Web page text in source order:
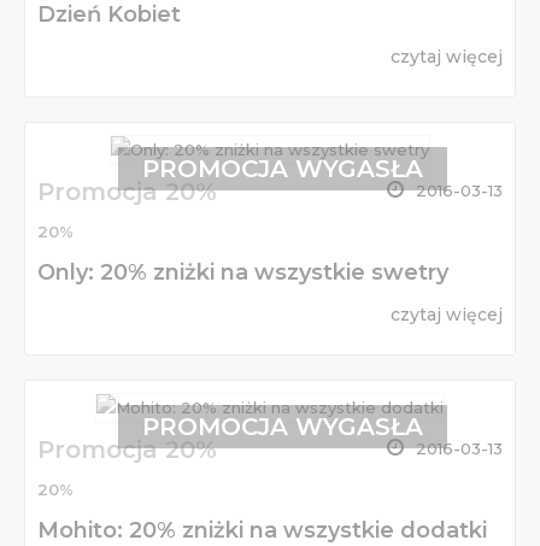
Dzień Kobiet
czytaj więcej
Promocja 20% 2016-03-13
20%
Only: 20% zniżki na wszystkie swetry
czytaj więcej
PROMOCJA WYGASŁA
Promocja 20% 2016-03-13
20%
Mohito: 20% zniżki na wszystkie dodatki
PROMOCJA WYGASŁA